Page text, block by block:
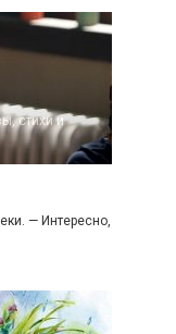
стихи и
— Интересно,